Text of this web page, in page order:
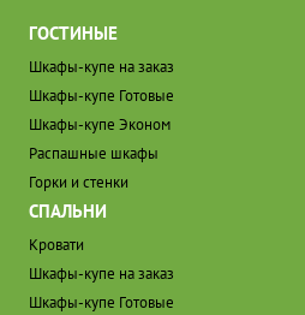
ГОСТИНЫЕ
Шкафы-купе на заказ
Шкафы-купе Готовые
Шкафы-купе Эконом
Распашные шкафы
Горки и стенки
СПАЛЬНИ
Кровати
Шкафы-купе на заказ
Шкафы-купе Готовые